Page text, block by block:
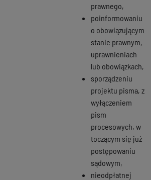
prawnego,
poinformowaniu
o obowiązującym
stanie prawnym,
uprawnieniach
lub obowiązkach,
sporządzeniu
projektu pisma, z
wyłączeniem
pism
procesowych, w
toczącym się już
postępowaniu
sądowym,
nieodpłatnej